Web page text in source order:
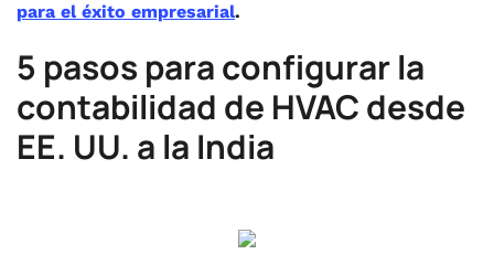
para el éxito empresarial.
5 pasos para configurar la
contabilidad de HVAC desde
EE. UU. a la India